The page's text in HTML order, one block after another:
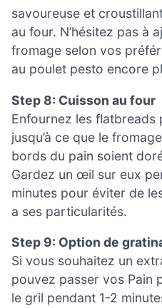
savoureuse et
au four. N’hésitez pas à
fromage selon vos
au poulet pesto encore
Step 8: Cuisson au four
Enfournez les flatbreads
jusqu’à ce que le
bords du pain soient
Gardez un œil sur eux
minutes pour éviter de
a ses particularités.
Step 9: Option de
Si vous souhaitez un
pouvez passer vos Pain
le gril pendant 1-2